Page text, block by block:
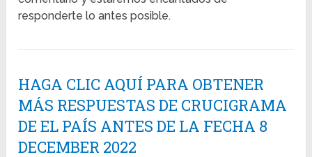
responderte lo antes posible.
HAGA CLIC AQUÍ PARA OBTENER
MÁS RESPUESTAS DE CRUCIGRAMA
DE EL PAÍS ANTES DE LA FECHA 8
DECEMBER 2022